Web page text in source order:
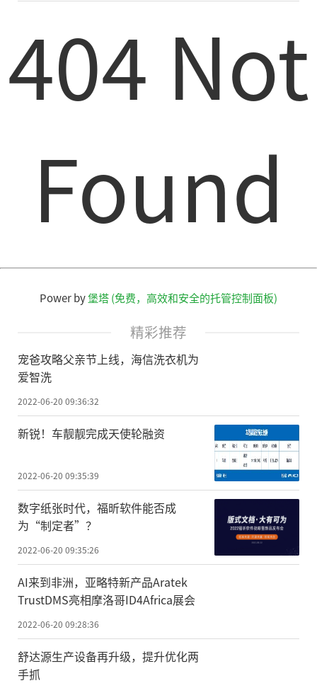
404 Not
Found
Power by堡塔 (免费，高效和安全的托管控制面板)
精彩推荐
宠爸攻略父亲节上线，海信洗衣机为
爱智洗
2022-06-20 09:36:32
新锐！车靓靓完成天使轮融资
2022-06-20 09:35:39
数字纸张时代，福昕软件能否成
为“制定者”？
2022-06-20 09:35:26
AI来到非洲，亚略特新产品Aratek
TrustDMS亮相摩洛哥ID4Africa展会
2022-06-20 09:28:36
舒达源生产设备再升级，提升优化两
手抓